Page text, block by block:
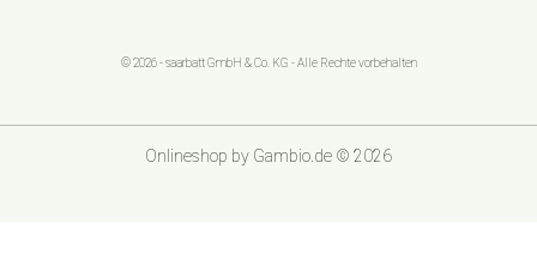
© 2026 - saarbatt GmbH & Co. KG - Alle Rechte vorbehalten
Onlineshop by Gambio.de © 2026